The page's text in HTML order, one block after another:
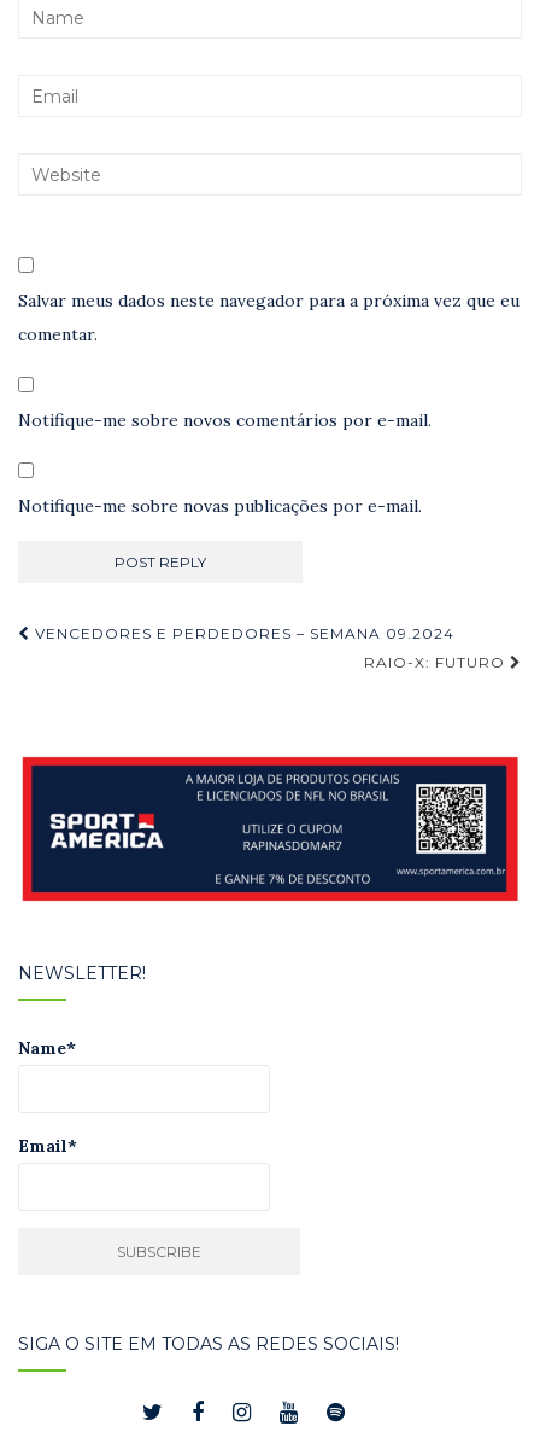
Salvar meus dados neste navegador para a próxima vez que eu
comentar.
Notifique-me sobre novos comentários por e-mail.
Notifique-me sobre novas publicações por e-mail.
Navegação
VENCEDORES E PERDEDORES – SEMANA 09.2024
RAIO-X: FUTURO
NEWSLETTER!
Name*
Email*
SIGA O SITE EM TODAS AS REDES SOCIAIS!